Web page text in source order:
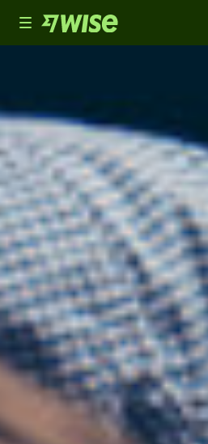
Toggle
navigation